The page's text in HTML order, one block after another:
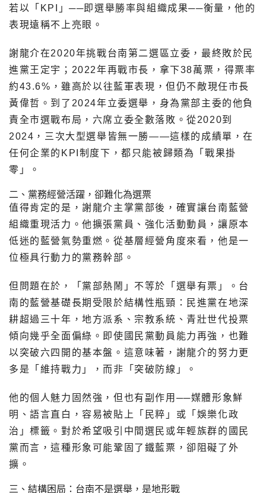
若以「KPI」──即選舉勝率與組織成果──衡量，他的
表現遠稱不上亮眼。
謝龍介在2020年挑戰台南第二選區立委，最終敗於民
進黨王定宇；2022年再戰市長，拿下38萬票，得票率
約43.6%，雖高於以往藍軍表現，但仍不敵現任市長
黃偉哲。到了2024年立委選舉，身為黨部主委的他負
責全市選戰布局，六席立委全數落敗。從2020到
2024，三次大型選舉皆無一勝——這樣的成績單，在
任何企業的KPI制度下，都只能被歸類為「戰果掛
零」。
二、黨務經營活躍，卻難化為選票
值得肯定的是，謝龍介主掌黨部後，確實讓台南藍營
組織重現活力。他擴張黨員、強化活動動員，讓原本
低迷的藍營氣勢重燃。從基層經營角度來看，他是一
位極具行動力的黨務幹部。
但問題在於，「黨部熱鬧」不等於「選舉有票」。台
南的藍營基礎長期受限於結構性瓶頸：民進黨在地深
耕超過三十年，地方派系、宗教系統、青壯世代投票
傾向幾乎全面偏綠。即使國民黨動員能力再強，也難
以突破六四開的基本盤。這意味著，謝龍介的努力更
多是「維持戰力」，而非「突破防線」。
他的個人魅力固然強，但也有副作用──媒體形象鮮
明、語言直白，容易被貼上「民粹」或「娛樂化政
治」標籤。對於希望吸引中間選民或年輕族群的國民
黨而言，這種形象可能鞏固了鐵藍票，卻阻礙了外
擴。
三、結構困局：台南不是選舉，是地形戰